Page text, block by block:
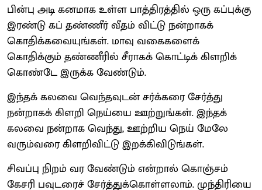
பின்பு அடி கனமாக உள்ள பாத்திரத்தில் ஒரு கப்புக்கு
இரண்டு கப் தண்ணீர் வீதம் விட்டு நன்றாகக்
கொதிக்கவையுங்கள். மாவு வகைகளைக்
கொதிக்கும் தண்ணீரில் சீராகக் கொட்டிக் கிளறிக்
கொண்டே இருக்க வேண்டும்.
இந்தக் கலவை வெந்தவுடன் சர்க்கரை சேர்த்து
நன்றாகக் கிளறி நெய்யை ஊற்றுங்கள். இந்தக்
கலவை நன்றாக வெந்து, ஊற்றிய நெய் மேலே
வரும்வரை கிளறிவிட்டு இறக்கிவிடுங்கள்.
சிவப்பு நிறம் வர வேண்டும் என்றால் கொஞ்சம்
கேசரி பவுடரைச் சேர்த்துக்கொள்ளலாம். முந்திரியை